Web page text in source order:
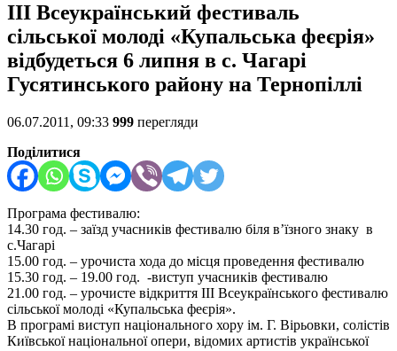
III Всеукраїнський фестиваль
сільської молоді «Купальська феєрія»
відбудеться 6 липня в с. Чагарі
Гусятинського району на Тернопіллі
06.07.2011, 09:33 999 перегляди
Поділитися
Програма фестивалю:
14.30 год. – заїзд учасників фестивалю біля в’їзного знаку в
с.Чагарі
15.00 год. – урочиста хода до місця проведення фестивалю
15.30 год. – 19.00 год. -виступ учасників фестивалю
21.00 год. – урочисте відкриття III Всеукраїнського фестивалю
сільської молоді «Купальська феєрія».
В програмі виступ національного хору ім. Г. Вірьовки, солістів
Київської національної опери, відомих артистів української